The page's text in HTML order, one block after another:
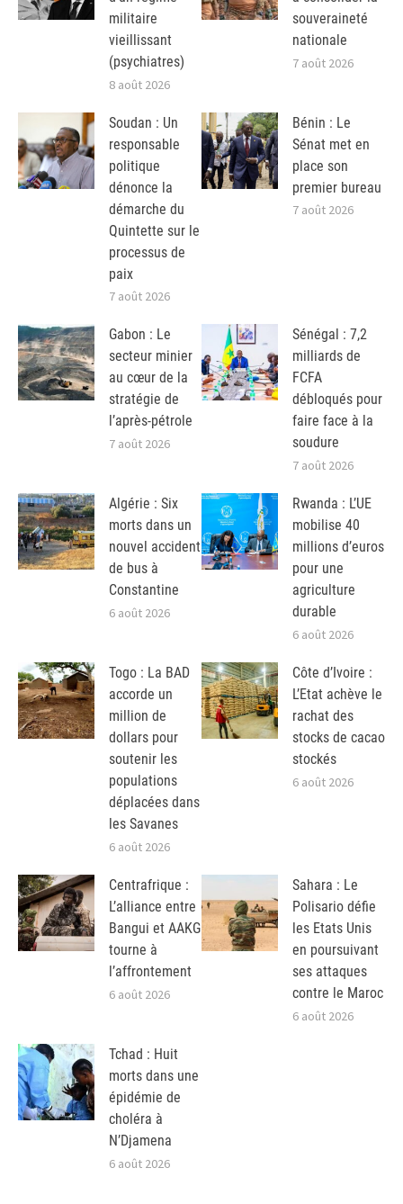
militaire
vieillissant
(psychiatres)
8 août 2026
souveraineté
nationale
7 août 2026
Soudan : Un
responsable
politique
dénonce la
démarche du
Quintette sur le
processus de
paix
7 août 2026
Bénin : Le
Sénat met en
place son
premier bureau
7 août 2026
Gabon : Le
secteur minier
au cœur de la
stratégie de
l’après-pétrole
7 août 2026
Sénégal : 7,2
milliards de
FCFA
débloqués pour
faire face à la
soudure
7 août 2026
Algérie : Six
morts dans un
nouvel accident
de bus à
Constantine
6 août 2026
Rwanda : L’UE
mobilise 40
millions d’euros
pour une
agriculture
durable
6 août 2026
Togo : La BAD
accorde un
million de
dollars pour
soutenir les
populations
déplacées dans
les Savanes
6 août 2026
Côte d’Ivoire :
L’Etat achève le
rachat des
stocks de cacao
stockés
6 août 2026
Centrafrique :
L’alliance entre
Bangui et AAKG
tourne à
l’affrontement
6 août 2026
Sahara : Le
Polisario défie
les Etats Unis
en poursuivant
ses attaques
contre le Maroc
6 août 2026
Tchad : Huit
morts dans une
épidémie de
choléra à
N’Djamena
6 août 2026